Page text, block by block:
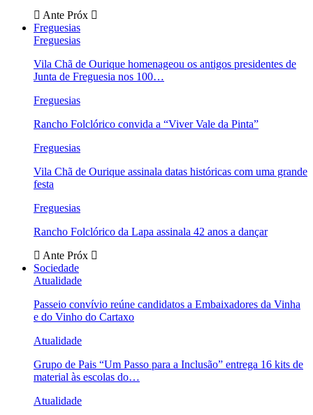
Ante Próx
Freguesias
Freguesias
Vila Chã de Ourique homenageou os antigos presidentes de
Junta de Freguesia nos 100…
Freguesias
Rancho Folclórico convida a “Viver Vale da Pinta”
Freguesias
Vila Chã de Ourique assinala datas históricas com uma grande
festa
Freguesias
Rancho Folclórico da Lapa assinala 42 anos a dançar
Ante Próx
Sociedade
Atualidade
Passeio convívio reúne candidatos a Embaixadores da Vinha
e do Vinho do Cartaxo
Atualidade
Grupo de Pais “Um Passo para a Inclusão” entrega 16 kits de
material às escolas do…
Atualidade